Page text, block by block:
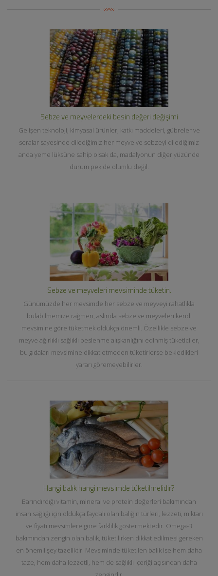
Sebze ve meyvelerdeki besin değeri değişimi
Gelişen teknoloji, kimyasal ürünler, katkı maddeleri, gübreler ve
seralar sayesinde dilediğimiz her meyve ve sebzeyi dilediğimiz
anda yeme lüksüne sahip olsak da, madalyonun diğer yüzünde
durum pek de olumlu değil.
Sebze ve meyveleri mevsiminde tüketin.
Günümüzde her mevsimde her sebze ve meyveyi rahatlıkla
bulabilmemize rağmen, aslında sebze ve meyveleri kendi
mevsimine göre tüketmek oldukça önemli. Özellikle sebze ve
meyve ağırlıklı sağlıklı beslenme alışkanlığını edinmiş tüketiciler,
bu gıdaları mevsimine dikkat etmeden tüketirlerse bekledikleri
yararı göremeyebilirler.
Hangi balık hangi mevsimde tüketilmelidir?
Barındırdığı vitamin, mineral ve protein değerleri bakımından
insan sağlığı için oldukça faydalı olan balığın türleri, lezzeti, miktarı
ve fiyatı mevsimlere göre farklılık göstermektedir. Omega-3
bakımından zengin olan balık, tüketilirken dikkat edilmesi gereken
en önemli şey tazeliktir. Mevsiminde tüketilen balık ise hem daha
taze, hem daha lezzetli, hem de sağlıklı içeriği açısından daha